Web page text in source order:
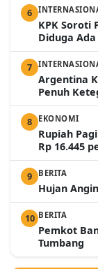
6
KPK Soroti
Diduga
7
Argentina
Penuh
8 EKONOMI
Rupiah
Rp 16.445
9 BERITA
Hujan
10 BERITA
Pemkot
Tumbang